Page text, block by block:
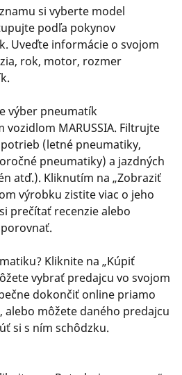
si vyberte model
podľa pokynov
Uveďte informácie o svojom
rok, motor, rozmer
výber pneumatík
MARUSSIA. Filtrujte
(letné pneumatiky,
pneumatiky) a jazdných
atď.). Kliknutím na „Zobraziť
výrobku zistite viac o jeho
prečítať recenzie alebo
Kliknite na „Kúpiť
vybrať predajcu vo svojom
dokončiť online priamo
alebo môžete daného predajcu
si s ním schôdzku.